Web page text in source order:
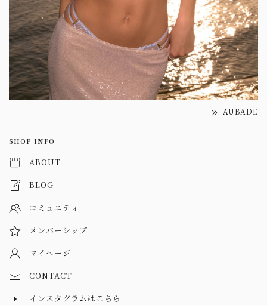
AUBADE
SHOP INFO
ABOUT
BLOG
コミュニティ
メンバーシップ
マイページ
CONTACT
インスタグラムはこちら